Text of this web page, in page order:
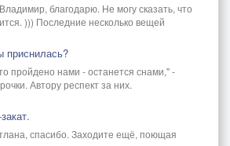
благодарю. Не могу сказать, что
))) Последние несколько вещей
приснилась?
пройдено нами - останется снами," -
Автору респект за них.
спасибо. Заходите ещё, поющая